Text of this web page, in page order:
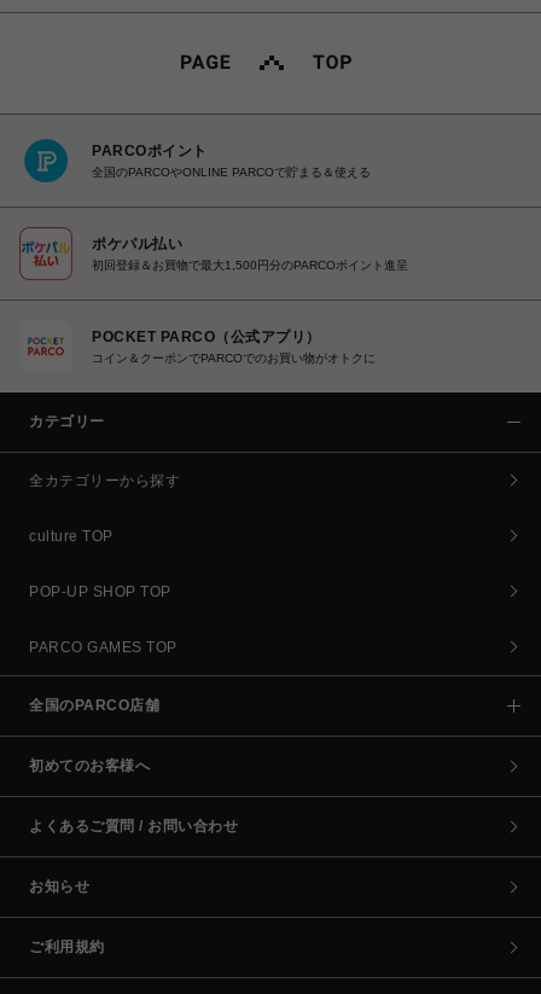
PARCOポイント
全国のPARCOやONLINE PARCOで貯まる＆使える
ポケパル払い
初回登録＆お買物で最大1,500円分のPARCOポイント進呈
POCKET PARCO（公式アプリ）
コイン＆クーポンでPARCOでのお買い物がオトクに
カテゴリー
全カテゴリーから探す
culture TOP
POP-UP SHOP TOP
PARCO GAMES TOP
全国のPARCO店舗
初めてのお客様へ
よくあるご質問 / お問い合わせ
お知らせ
ご利用規約